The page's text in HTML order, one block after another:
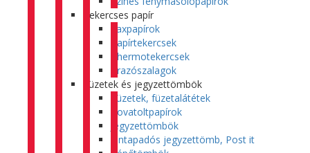
Tekercses papír
Faxpapírok
Papírtekercsek
Thermotekercsek
Árazószalagok
Füzetek és jegyzettömbök
Füzetek, füzetalátétek
Rovatoltpapírok
Jegyzettömbök
Öntapadós jegyzettömb, Post it